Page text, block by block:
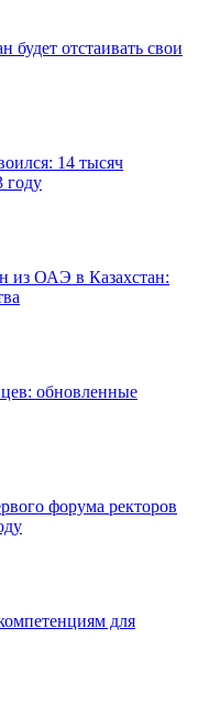
будет отстаивать свои
14 тысяч
году
из ОАЭ в Казахстан:
обновленные
форума ректоров
для